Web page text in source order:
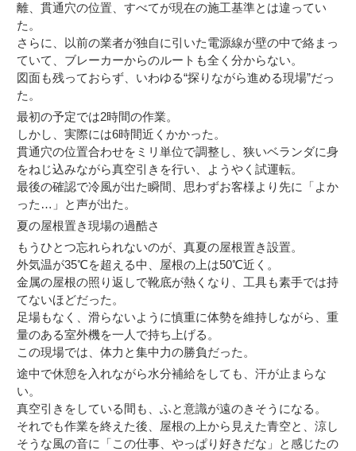
離、貫通穴の位置、すべてが現在の施工基準とは違ってい
た。
さらに、以前の業者が独自に引いた電源線が壁の中で絡まっ
ていて、ブレーカーからのルートも全く分からない。
図面も残っておらず、いわゆる“探りながら進める現場”だっ
た。
最初の予定では2時間の作業。
しかし、実際には6時間近くかかった。
貫通穴の位置合わせをミリ単位で調整し、狭いベランダに身
をねじ込みながら真空引きを行い、ようやく試運転。
最後の確認で冷風が出た瞬間、思わずお客様より先に「よか
った…」と声が出た。
夏の屋根置き現場の過酷さ
もうひとつ忘れられないのが、真夏の屋根置き設置。
外気温が35℃を超える中、屋根の上は50℃近く。
金属の屋根の照り返しで靴底が熱くなり、工具も素手では持
てないほどだった。
足場もなく、滑らないように慎重に体勢を維持しながら、重
量のある室外機を一人で持ち上げる。
この現場では、体力と集中力の勝負だった。
途中で休憩を入れながら水分補給をしても、汗が止まらな
い。
真空引きをしている間も、ふと意識が遠のきそうになる。
それでも作業を終えた後、屋根の上から見えた青空と、涼し
そうな風の音に「この仕事、やっぱり好きだな」と感じたの